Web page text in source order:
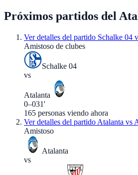
Próximos partidos del
Ver detalles del partido Schalke 04
Amistoso de clubes
Schalke 04
vs
Atalanta
0–031'
165 personas viendo ahora
Ver detalles del partido Atalanta vs
Amistoso
Atalanta
vs